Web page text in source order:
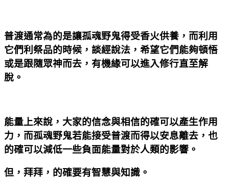
普渡通常為的是讓孤魂野鬼得受香火供養，而利用
它們利祭品的時候，談經說法，希望它們能夠頓悟
或是跟隨眾神而去，有機緣可以進入修行直至解
脫。
能量上來說，大家的信念與相信的確可以產生作用
力，而孤魂野鬼若能接受普渡而得以安息離去，也
的確可以減低一些負面能量對於人類的影響。
但，拜拜，的確要有智慧與知識。